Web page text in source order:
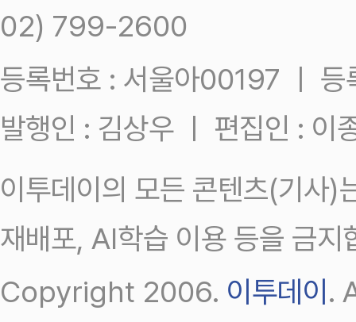
02) 799-2600
등록번호 : 서울아00197 ㅣ
발행인 : 김상우 ㅣ 편집인 : 이
이투데이의 모든 콘텐츠(기사)
재배포, AI학습 이용 등을 금지
Copyright 2006. 이투데이.